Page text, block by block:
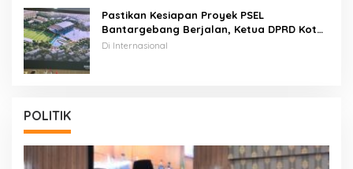
Pastikan Kesiapan Proyek PSEL
Bantargebang Berjalan, Ketua DPRD Kota
Bekasi Dan Rombongan Walikota Bekasi
Di Internasional
POLITIK